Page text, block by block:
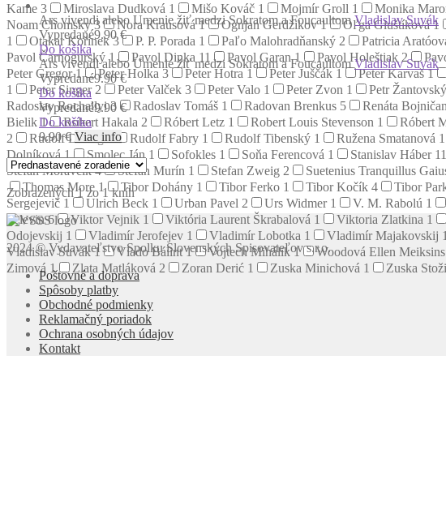
Kame 3 Miroslava Dudková 1 Mišo Kováč 1 Mojmír Groll 1 Monika
Noam Chomsky3 Nora Krausová1 Ognjan Gerdžikov1 Oľga Gluštíková1
1
Otakar Kořínek3 P. P. Porada 1 Paľo Malohradňanský 2 Patricia
Pavol Čarnogurský1 Pavol Dinka 11 Pavol Garan1 Pavol Holeštiak 2
Peter Gregor1 Peter Holka 3 Peter Hotra 1 Peter Juščák 1 Peter Karvaš1
1
Peter Singer 2 Peter Valček 3 Peter Valo 1 Peter Zvon 1 Petr Žantovský
Radoslav Rochallyi3 Radoslav Tomáš 1 Radovan Brenkus 5 Renáta
Bielik1 Robert Hakala 2 Róbert Letz 1 Robert Louis Stevenson 1 Róbert
2
Rudolf Dilong1 Rudolf Fabry 1 Rudolf Tibenský 1 Ružena Smatanová 1
Dolníková1 Smolec Ján 1 Sofokles 1 Soňa Ferencová 1 Stanislav Háber 11
Štefan Moravčík4 Štefan Murín 1 Stefan Zweig 2 Suetenius Tranquillus
Thomas More 1 Tibor Dohány 1 Tibor Ferko 1 Tibor Kočík 4 Tibor
Sergejevič 1 Ulrich Beck 1 Urban Pavel 2 Urs Widmer 1 V. M. Rabolú 1
Pelevin6 Viktor Vejnik 1 Viktória Laurent Škrabalová 1 Viktoria Zlatkina 1
Odojevskij 1 Vladimír Jerofejev 1 Vladimír Lobotka 1 Vladimír Majakovskij 1
Vladislav Suvák1 Vlado Bálint1 Vojtech Mihálik1 Woodová Ellen Meiksins
Zimová 1 Zlata Matláková 2 Zoran Derić 1 Zuska Minichová 1 Zuska
Ars vivendi alebo Umenie žiť medzi Sokratom a Foucaultom Vladislav Suvák
Vypredané9.90 €
Do košíka
Ars vivendi alebo Umenie žiť medzi Sokratom a Foucaultom Vladislav Suvák
Vypredané9.90 €
Do košíka
Vypredané9.90 €
Do košíka
9.90€ Viac info
Zobrazených 1 zo 1 kníh
2024 © Vydavateľstvo Spolku Slovenských Spisovateľov s.r.o.
Poštovné a doprava
Spôsoby platby
Obchodné podmienky
Reklamačný poriadok
Ochrana osobných údajov
Kontakt